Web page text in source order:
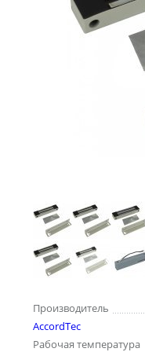
Производитель
AccordTec
Рабочая температура